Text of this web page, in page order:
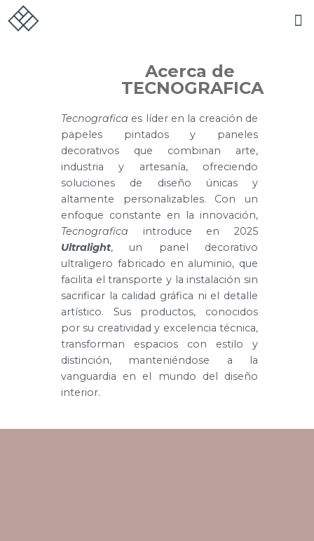
Acerca de
TECNOGRAFICA
Tecnografica es líder en la creación de
papeles pintados y paneles
decorativos que combinan arte,
industria y artesanía, ofreciendo
soluciones de diseño únicas y
altamente personalizables. Con un
enfoque constante en la innovación,
Tecnografica introduce en 2025
Ultralight, un panel decorativo
ultraligero fabricado en aluminio, que
facilita el transporte y la instalación sin
sacrificar la calidad gráfica ni el detalle
artístico. Sus productos, conocidos
por su creatividad y excelencia técnica,
transforman espacios con estilo y
distinción, manteniéndose a la
vanguardia en el mundo del diseño
interior.